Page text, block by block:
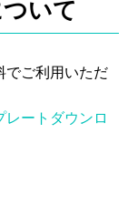
いて
でご利用いただ
レートダウンロ